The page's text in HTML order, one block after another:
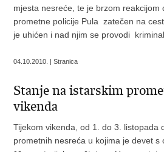
mjesta nesreće, te je brzom reakcijom
prometne policije Pula zatečen na
je uhićen i nad njim se provodi
04.10.2010. | Stranica
Stanje na istarskim
vikenda
Tijekom vikenda, od 1. do 3. listopada
prometnih nesreća u kojima je devet s